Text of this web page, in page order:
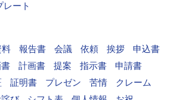
レート
料 報告書 会議 依頼 挨拶
申込書
計画書 提案 指示書
申請書
証明書 プレゼン 苦情
クレーム